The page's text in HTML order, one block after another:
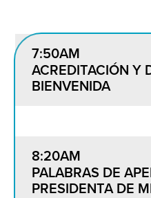
7:50AM
ACREDITACIÓN Y
BIENVENIDA
8:20AM
PALABRAS DE
PRESIDENTA DE